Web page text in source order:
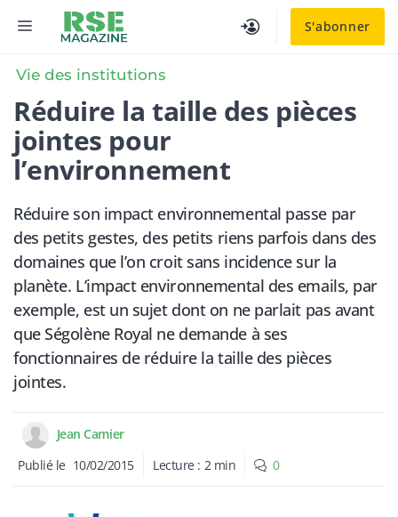
S'abonner
MENU
Vie des institutions
​Réduire la taille des pièces
jointes pour
l’environnement
Réduire son impact environnemental passe par
des petits gestes, des petits riens parfois dans des
domaines que l’on croit sans incidence sur la
planète. L’impact environnemental des emails, par
exemple, est un sujet dont on ne parlait pas avant
que Ségolène Royal ne demande à ses
fonctionnaires de réduire la taille des pièces
jointes.
Jean Camier
Publié le 10/02/2015 Lecture : 2 min 0